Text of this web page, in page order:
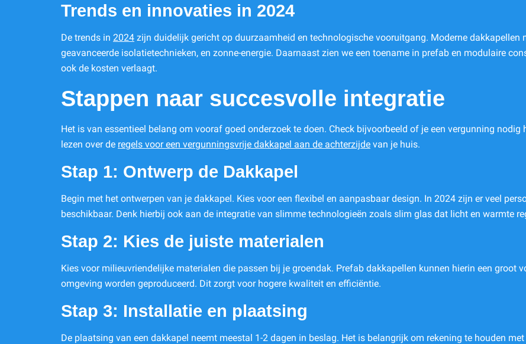
Trends en innovaties in 2024
De trends in 2024 zijn duidelijk gericht op duurzaamheid en technologische vooruitgang. Moderne dakkapellen
geavanceerde isolatietechnieken, en zonne-energie. Daarnaast zien we een toename in prefab en modulaire
ook de kosten verlaagt.
Stappen naar succesvolle integratie
Het is van essentieel belang om vooraf goed onderzoek te doen. Check bijvoorbeeld of je een vergunning
lezen over de regels voor een vergunningsvrije dakkapel aan de achterzijde van je huis.
Stap 1: Ontwerp de Dakkapel
Begin met het ontwerpen van je dakkapel. Kies voor een flexibel en aanpasbaar design. In 2024 zijn er veel
beschikbaar. Denk hierbij ook aan de integratie van slimme technologieën zoals slim glas dat licht en warmte
Stap 2: Kies de juiste materialen
Kies voor milieuvriendelijke materialen die passen bij je groendak. Prefab dakkapellen kunnen hierin een groot
omgeving worden geproduceerd. Dit zorgt voor hogere kwaliteit en efficiëntie.
Stap 3: Installatie en plaatsing
De plaatsing van een dakkapel neemt meestal 1-2 dagen in beslag. Het is belangrijk om rekening te houden